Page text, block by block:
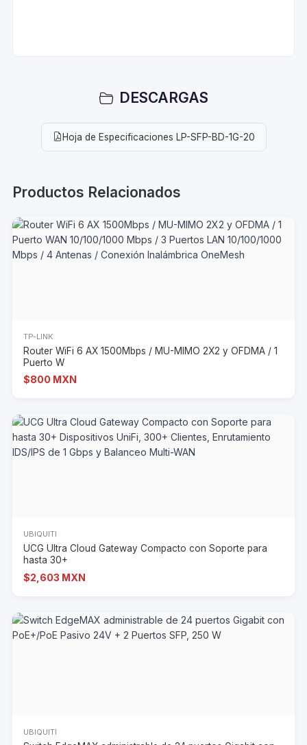
DESCARGAS
Hoja de Especificaciones LP-SFP-BD-1G-20
Productos Relacionados
TP-LINK
Router WiFi 6 AX 1500Mbps / MU-MIMO 2X2 y OFDMA / 1
Puerto W
$800 MXN
UBIQUITI
UCG Ultra Cloud Gateway Compacto con Soporte para
hasta 30+
$2,603 MXN
UBIQUITI